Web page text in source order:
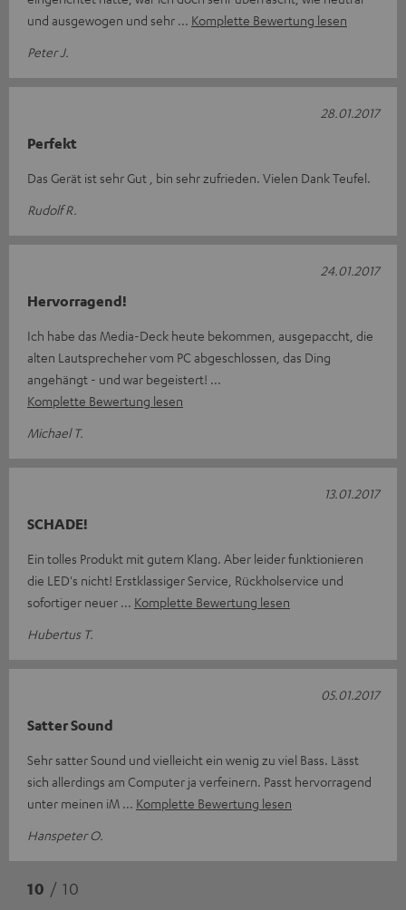
und ausgewogen und sehr
Komplette Bewertung lesen
Peter J.
Perfekt
Das Gerät ist sehr Gut , bin sehr zufrieden. Vielen Dank Teufel.
Rudolf R.
28.01.2017
Hervorragend!
Ich habe das Media-Deck heute bekommen, ausgepaccht, die
alten Lautsprecheher vom PC abgeschlossen, das Ding
angehängt - und war begeistert!
Komplette Bewertung lesen
Michael T.
24.01.2017
SCHADE!
Ein tolles Produkt mit gutem Klang. Aber leider funktionieren
die LED's nicht! Erstklassiger Service, Rückholservice und
sofortiger neuer
Komplette Bewertung lesen
Hubertus T.
13.01.2017
Satter Sound
Sehr satter Sound und vielleicht ein wenig zu viel Bass. Lässt
sich allerdings am Computer ja verfeinern. Passt hervorragend
unter meinen iM
Komplette Bewertung lesen
Hanspeter O.
05.01.2017
10 / 10